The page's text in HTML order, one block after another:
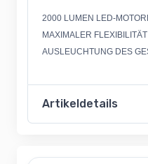
2000 LUMEN LED-
MAXIMALER
AUSLEUCHTUNG DES
Artikeldetails